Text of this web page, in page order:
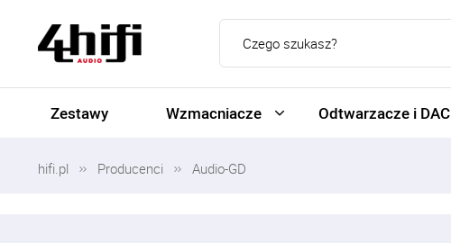
Zestawy Wzmacniacze Odtwarzacze i DAC
hifi.pl Producenci Audio-GD